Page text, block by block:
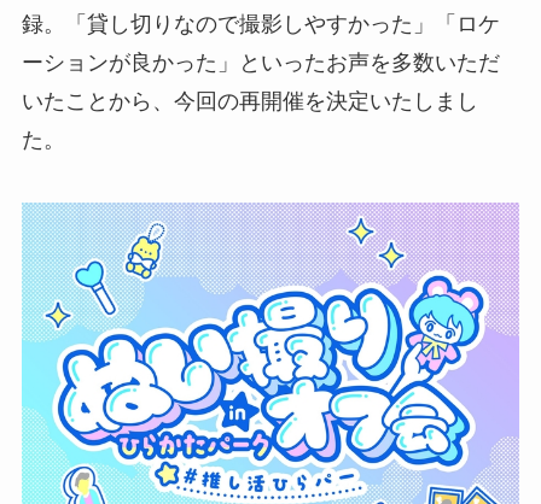
録。「貸し切りなので撮影しやすかった」「ロケ
ーションが良かった」といったお声を多数いただ
いたことから、今回の再開催を決定いたしまし
た。